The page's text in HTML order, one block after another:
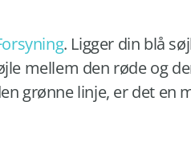
. Ligger din blå
mellem den røde og
grønne linje, er det en